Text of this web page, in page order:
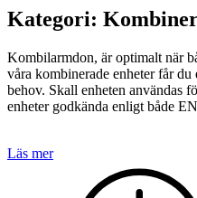
Offertförfrågan
Kategori:
Kombilarmdon, är optimalt när
våra kombinerade enheter får
behov. Skall enheten användas
enheter godkända enligt både
Läs mer